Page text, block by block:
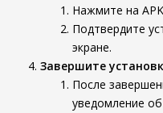
Нажмите на
Подтвердите
экране.
Завершите
После
уведомление